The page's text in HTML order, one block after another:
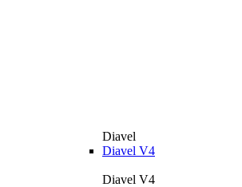
Diavel
Diavel V4
Diavel V4